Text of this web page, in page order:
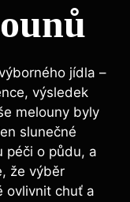
jídla –
výsledek
melouny byly
slunečné
​péči o půdu, a
že výběr
ovlivnit chuť a